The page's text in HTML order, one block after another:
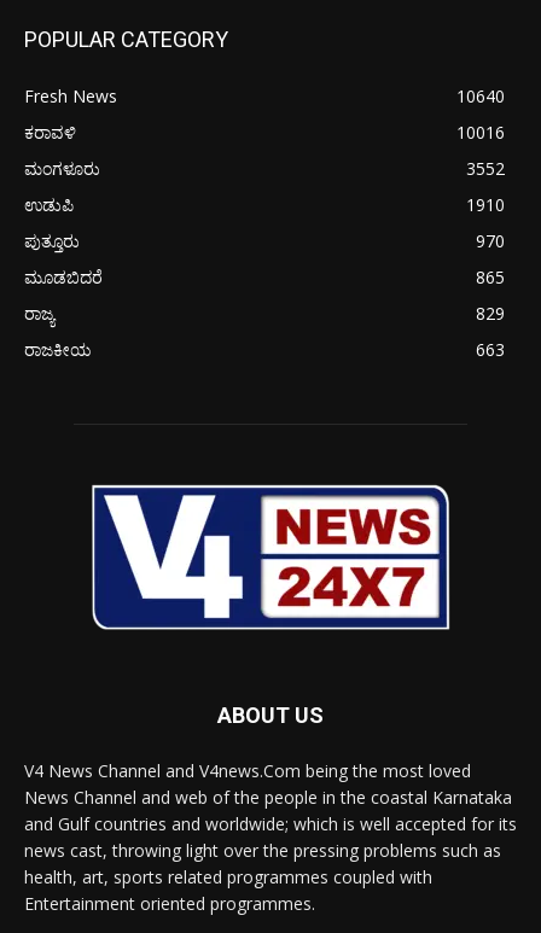
POPULAR CATEGORY
Fresh News
10640
ಕರಾವಳಿ
10016
ಮಂಗಳೂರು
3552
ಉಡುಪಿ
1910
ಪುತ್ತೂರು
970
ಮೂಡಬಿದರೆ
865
ರಾಜ್ಯ
829
ರಾಜಕೀಯ
663
ABOUT US
V4 News Channel and V4news.Com being the most loved
News Channel and web of the people in the coastal Karnataka
and Gulf countries and worldwide; which is well accepted for its
news cast, throwing light over the pressing problems such as
health, art, sports related programmes coupled with
Entertainment oriented programmes.